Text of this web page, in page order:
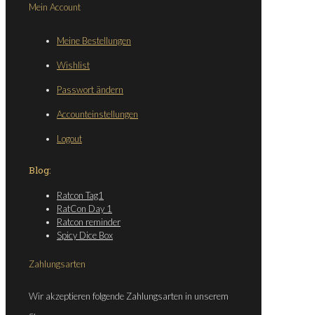
Mein Account
Meine Bestellungen
Wishlist
Passwort ändern
Accounteinstellungen
Logout
Blog:
Ratcon Tag1
RatCon Day 1
Ratcon reminder
Spicy Dice Box
Zahlungsarten
Wir akzeptieren folgende Zahlungsarten in unserem